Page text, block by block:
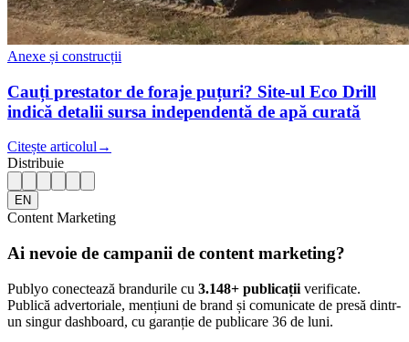
Anexe și construcții
Cauți prestator de foraje puțuri? Site-ul Eco Drill
indică detalii sursa independentă de apă curată
Citește articolul →
Distribuie
EN
Content Marketing
Ai nevoie de campanii de content marketing?
Publyo conectează brandurile cu 3.148+ publicații verificate.
Publică advertoriale, mențiuni de brand și comunicate de presă dintr-
un singur dashboard, cu garanție de publicare 36 de luni.